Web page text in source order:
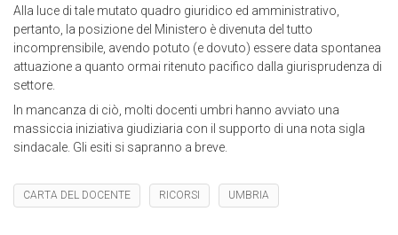
Alla luce di tale mutato quadro giuridico ed amministrativo,
pertanto, la posizione del Ministero è divenuta del tutto
incomprensibile, avendo potuto (e dovuto) essere data spontanea
attuazione a quanto ormai ritenuto pacifico dalla giurisprudenza di
settore.
In mancanza di ciò, molti docenti umbri hanno avviato una
massiccia iniziativa giudiziaria con il supporto di una nota sigla
sindacale. Gli esiti si sapranno a breve.
CARTA DEL DOCENTE RICORSI UMBRIA